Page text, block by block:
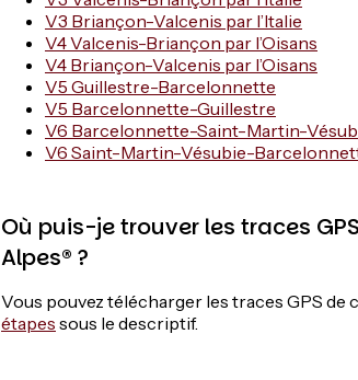
V3 Briançon-Valcenis par l’Italie
V4 Valcenis-Briançon par l’Oisans
V4 Briançon-Valcenis par l’Oisans
V5 Guillestre-Barcelonnette
V5 Barcelonnette-Guillestre
V6 Barcelonnette-Saint-Martin-
V6 Saint-Martin-Vésubie-
Où puis-je trouver les traces
Alpes® ?
Vous pouvez télécharger les traces GPS
étapes sous le descriptif.